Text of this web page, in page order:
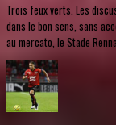
Trois feux verts. Les
dans le bon sens, sans
au mercato, le Stade